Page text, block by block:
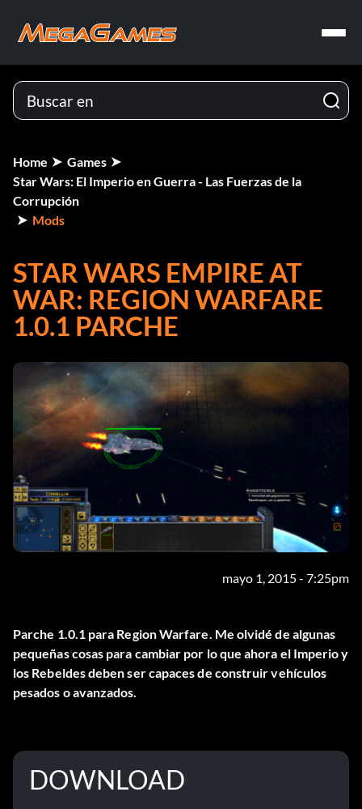
Home
Games
Star Wars: El Imperio en Guerra - Las Fuerzas de la
Corrupción
Mods
STAR WARS EMPIRE AT
WAR: REGION WARFARE
1.0.1 PARCHE
mayo 1, 2015 - 7:25pm
Parche 1.0.1 para Region Warfare. Me olvidé de algunas
pequeñas cosas para cambiar por lo que ahora el Imperio y
los Rebeldes deben ser capaces de construir vehículos
pesados o avanzados.
DOWNLOAD